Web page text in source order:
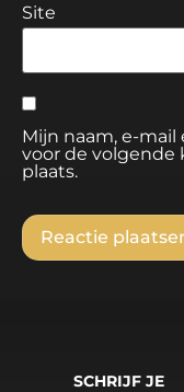
Site
Mijn naam, e-mail
voor de volgende
plaats.
SCHRIJF JE